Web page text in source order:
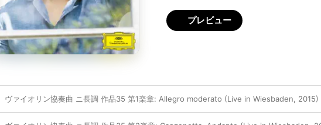
プレビュー
ヴァイオリン協奏曲 ニ長調 作品35 第1楽章: Allegro moderato (Live in Wiesbaden, 2015)